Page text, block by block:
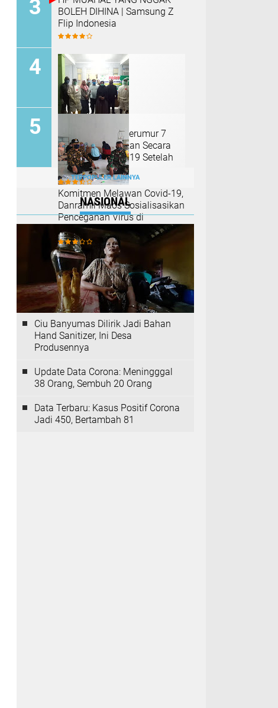
BOLEH DIHINA | Samsung Z
Flip Indonesia
Jenazah Balita Berumur 7
Bulan Dimakamkan Secara
Protokoler Covid-19 Setelah
Didiagnosa PDP
Komitmen Melawan Covid-19,
Danramil Maos Sosialisasikan
Pencegahan Virus di
Pedesaan
TERPOPULER LAINNYA
NASIONAL
Ciu Banyumas Dilirik Jadi Bahan
Hand Sanitizer, Ini Desa
Produsennya
Update Data Corona: Meningggal
38 Orang, Sembuh 20 Orang
Data Terbaru: Kasus Positif Corona
Jadi 450, Bertambah 81